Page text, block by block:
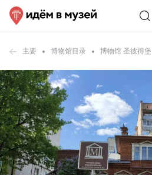
主要 博物馆目录 博物馆 圣彼得堡